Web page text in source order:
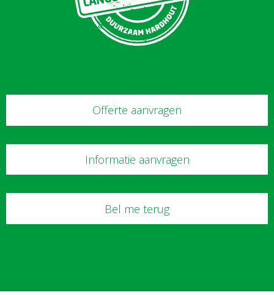
Offerte aanvragen
Informatie aanvragen
Bel me terug